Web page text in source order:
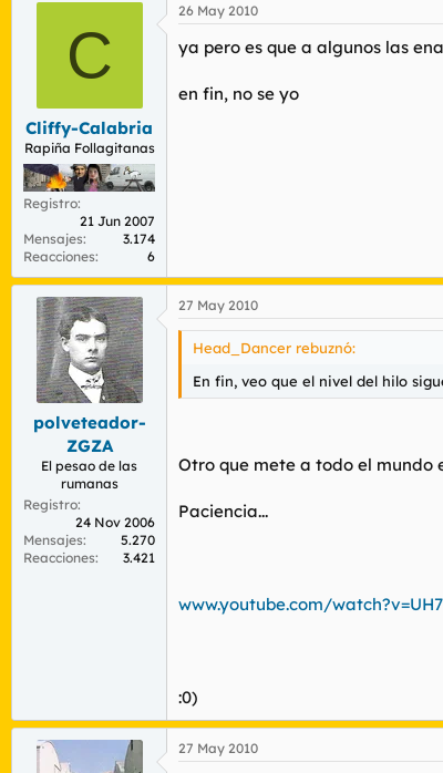
C
Cliffy-Calabria
Rapiña Follagitanas
Registro
21 Jun 2007
Mensajes
3.174
Reacciones
6
26 May 2010
ya pero es que a algunos las
en fin, no se yo
polveteador-
ZGZA
El pesao de las
rumanas
Registro
24 Nov 2006
Mensajes
5.270
Reacciones
3.421
27 May 2010
Head_Dancer rebuznó:
En fin, veo que el nivel del hilo
Otro que mete a todo el mundo
Paciencia...
www.youtube.com/
:0)
27 May 2010